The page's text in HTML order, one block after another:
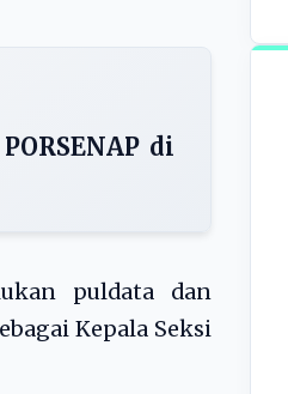
di
puldata dan
Kepala Seksi